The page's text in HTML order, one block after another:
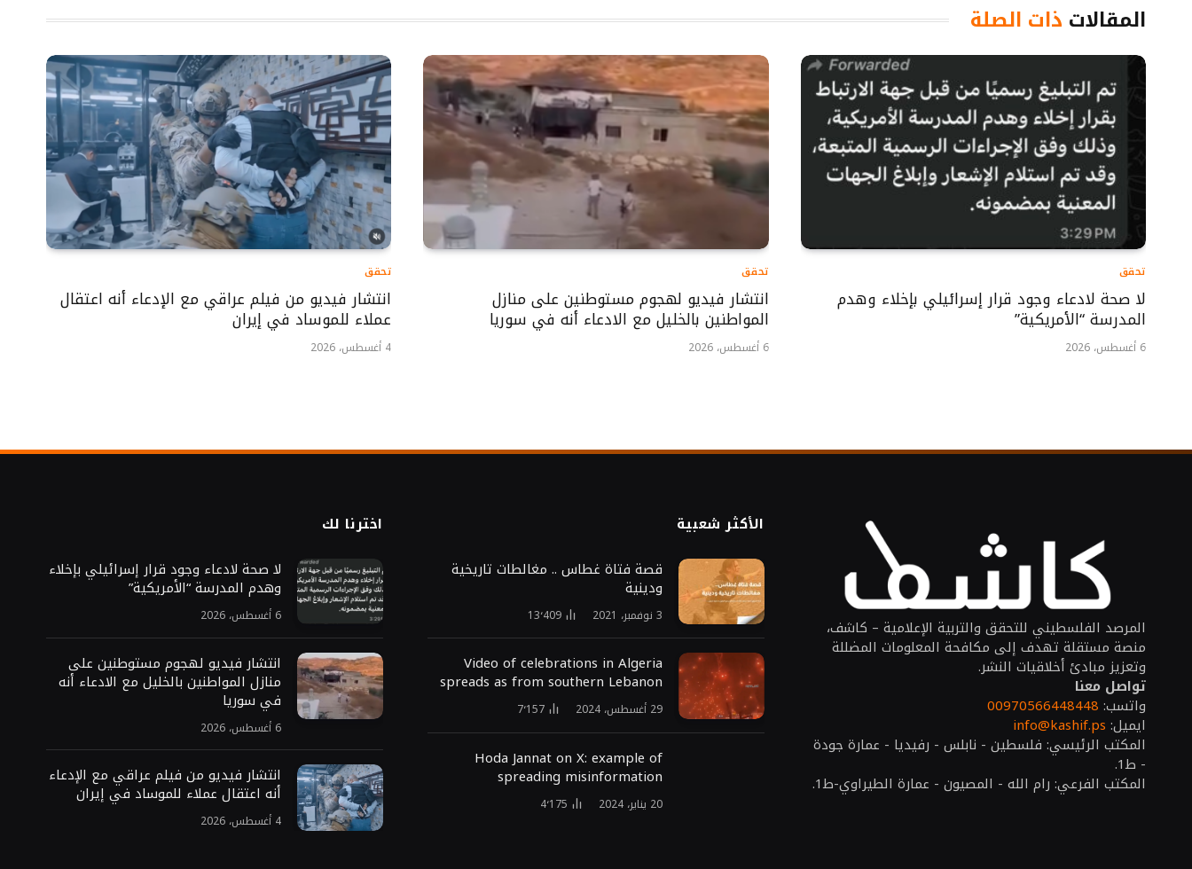
المقالات ذات الصلة
تحقق
لا صحة لادعاء وجود قرار إسرائيلي بإخلاء وهدم
المدرسة “الأمريكية”
6 أغسطس، 2026
تحقق
انتشار فيديو لهجوم مستوطنين على منازل
المواطنين بالخليل مع الادعاء أنه في سوريا
6 أغسطس، 2026
تحقق
انتشار فيديو من فيلم عراقي مع الإدعاء أنه اعتقال
عملاء للموساد في إيران
4 أغسطس، 2026
المرصد الفلسطيني للتحقق والتربية الإعلامية – كاشف،
منصة مستقلة تهدف إلى مكافحة المعلومات المضللة
وتعزيز مبادئ أخلاقيات النشر.
تواصل معنا
واتسب: 00970566448448
ايميل: info@kashif.ps
المكتب الرئيسي: فلسطين - نابلس - رفيديا - عمارة جودة
- ط1.
المكتب الفرعي: رام الله - المصيون - عمارة الطيراوي-ط1.
الأكثر شعبية
قصة فتاة غطاس .. مغالطات تاريخية
ودينية
3 نوفمبر، 2021 13٬409
Video of celebrations in Algeria
spreads as from southern Lebanon
29 أغسطس، 2024 7٬157
Hoda Jannat on X: example of
spreading misinformation
20 يناير، 2024 4٬175
اخترنا لك
لا صحة لادعاء وجود قرار إسرائيلي بإخلاء
وهدم المدرسة “الأمريكية”
6 أغسطس، 2026
انتشار فيديو لهجوم مستوطنين على
منازل المواطنين بالخليل مع الادعاء أنه
في سوريا
6 أغسطس، 2026
انتشار فيديو من فيلم عراقي مع الإدعاء
أنه اعتقال عملاء للموساد في إيران
4 أغسطس، 2026